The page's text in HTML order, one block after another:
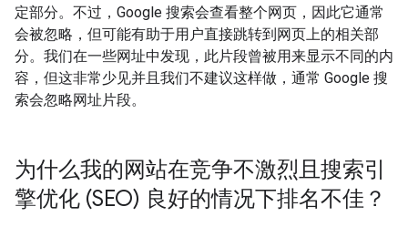
定部分。不过，Google 搜索会查看整个网页，因此它通常
会被忽略，但可能有助于用户直接跳转到网页上的相关部
分。我们在一些网址中发现，此片段曾被用来显示不同的内
容，但这非常少见并且我们不建议这样做，通常 Google 搜
索会忽略网址片段。
为什么我的网站在竞争不激烈且搜索引
擎优化 (SEO) 良好的情况下排名不佳？